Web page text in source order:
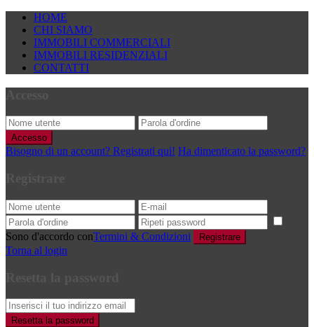
HOME
CHI SIAMO
IMMOBILI COMMERCIALI
IMMOBILI RESIDENZIALI
CONTATTI
Accesso
Bisogno di un account? Registrati qui! Ha dimenticato la password?
Sono d'accordo conTermini & Condizioni Registrare
Torna al login
Resetta la password